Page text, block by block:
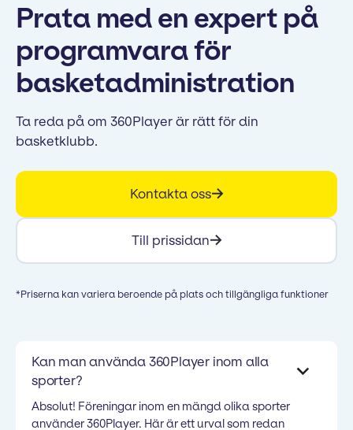
Prata med en expert på
programvara för
basketadministration
Ta reda på om 360Player är rätt för din
basketklubb.
Kontakta oss
Till prissidan
*Priserna kan variera beroende på plats och tillgängliga funktioner
Kan man använda 360Player inom alla
sporter?
Absolut! Föreningar inom en mängd olika sporter
använder 360Player. Här är ett urval som redan